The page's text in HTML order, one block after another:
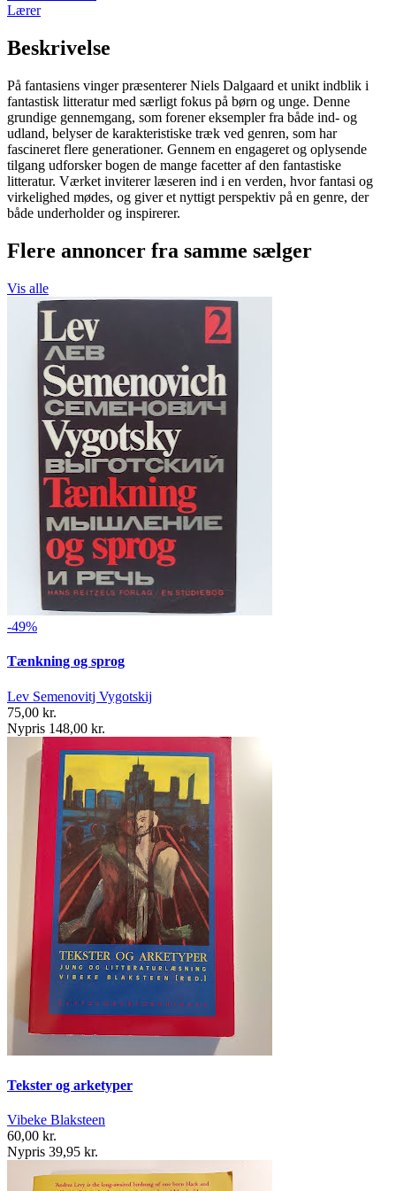
Lærer
Beskrivelse
På fantasiens vinger præsenterer Niels Dalgaard et unikt indblik i
fantastisk litteratur med særligt fokus på børn og unge. Denne
grundige gennemgang, som forener eksempler fra både ind- og
udland, belyser de karakteristiske træk ved genren, som har
fascineret flere generationer. Gennem en engageret og oplysende
tilgang udforsker bogen de mange facetter af den fantastiske
litteratur. Værket inviterer læseren ind i en verden, hvor fantasi og
virkelighed mødes, og giver et nyttigt perspektiv på en genre, der
både underholder og inspirerer.
Flere annoncer fra samme sælger
Vis alle
-49%
Tænkning og sprog
Lev Semenovitj Vygotskij
75,00 kr.
Nypris 148,00 kr.
Tekster og arketyper
Vibeke Blaksteen
60,00 kr.
Nypris 39,95 kr.